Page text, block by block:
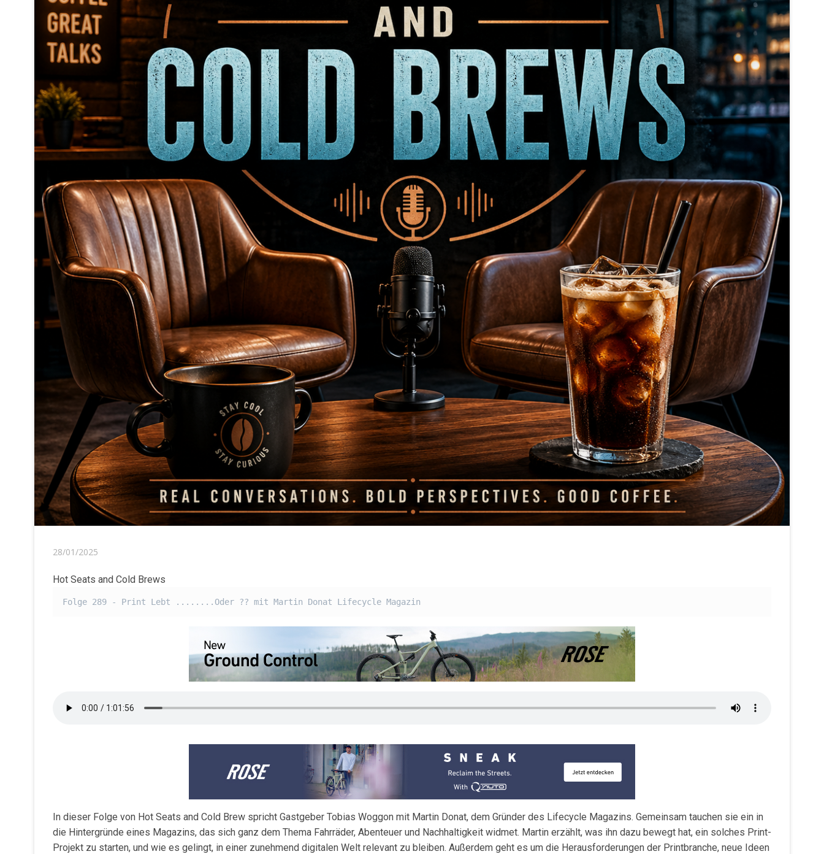
28/01/2025
Hot Seats and Cold Brews
Folge 289 - Print Lebt ........Oder ?? mit Martin Donat Lifecycle Magazin
In dieser Folge von Hot Seats and Cold Brew spricht Gastgeber Tobias Woggon mit Martin Donat, dem Gründer des Lifecycle Magazins. Gemeinsam tauchen sie ein in
die Hintergründe eines Magazins, das sich ganz dem Thema Fahrräder, Abenteuer und Nachhaltigkeit widmet. Martin erzählt, was ihn dazu bewegt hat, ein solches Print-
Projekt zu starten, und wie es gelingt, in einer zunehmend digitalen Welt relevant zu bleiben. Außerdem geht es um die Herausforderungen der Printbranche, neue Ideen